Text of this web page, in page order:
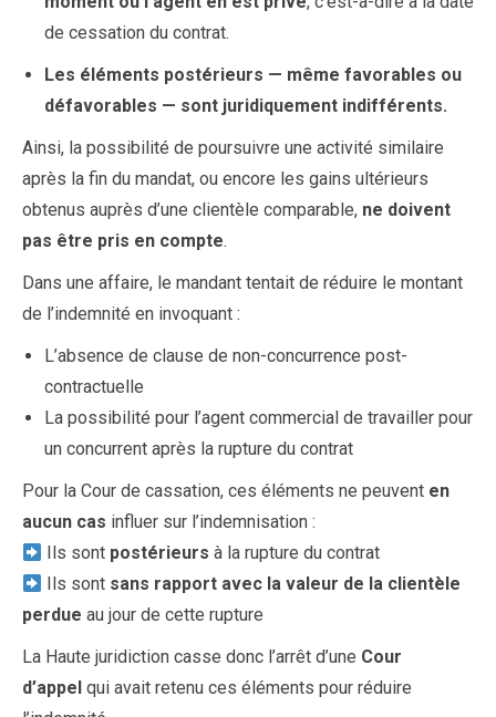
de cessation du contrat.
Les éléments postérieurs — même favorables ou
défavorables — sont juridiquement indifférents.
Ainsi, la possibilité de poursuivre une activité similaire
après la fin du mandat, ou encore les gains ultérieurs
obtenus auprès d’une clientèle comparable, ne doivent
pas être pris en compte.
Dans une affaire, le mandant tentait de réduire le montant
de l’indemnité en invoquant :
L’absence de clause de non-concurrence post-
contractuelle
La possibilité pour l’agent commercial de travailler pour
un concurrent après la rupture du contrat
Pour la Cour de cassation, ces éléments ne peuvent en
aucun cas influer sur l’indemnisation :
Ils sont postérieurs à la rupture du contrat
Ils sont sans rapport avec la valeur de la clientèle
perdue au jour de cette rupture
La Haute juridiction casse donc l’arrêt d’une Cour
d’appel qui avait retenu ces éléments pour réduire